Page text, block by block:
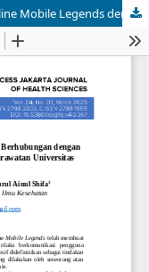
Hubungan Intensitas Bermain Game Online Mobile Legends dengan Perilaku Agresif pada Mahasiswa Sarjana Keperawatan Universitas Indonesia Maju